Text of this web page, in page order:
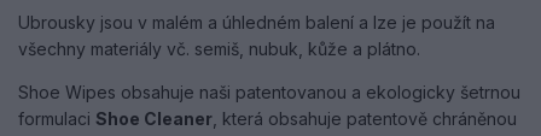
Ubrousky jsou v malém a úhledném balení a lze je použít na
všechny materiály vč. semiš, nubuk, kůže a plátno.
Shoe Wipes obsahuje naši patentovanou a ekologicky šetrnou
formulaci Shoe Cleaner , která obsahuje patentově chráněnou